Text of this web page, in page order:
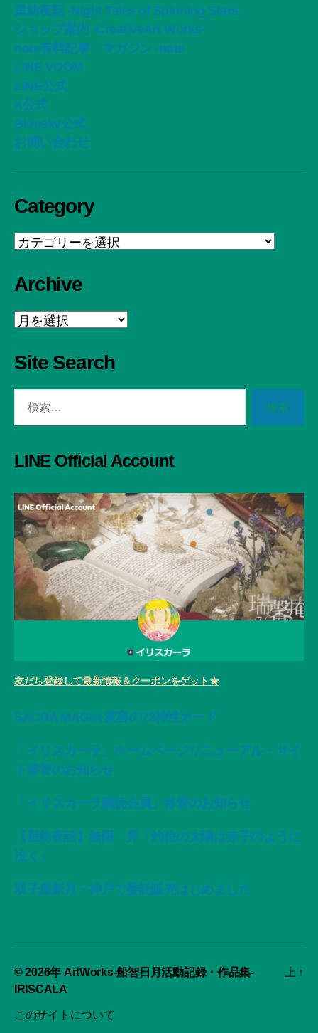
星紡夜話 -Night Tales of Spinning Stars-
ショップ案内 -CreativeArt Works-
note有料記事・マガジン -note
LINE VOOM
LINE公式
X公式
Bluesky公式
お問い合わせ
Category
Category
Archive
Archive
Site Search
LINE Official Account
友だち登録して最新情報＆クーポンをゲット★
SACRA MAGIA 変容の72神性カード
「イリスカーラ」ホームページリニューアル・サイ
ト移管のお知らせ
「イリスカーラ購読会員」移管のお知らせ
【星紡夜話】無限・昇「灼位の太陽は赤子のように
泣く」
双子座新月・神戸で委託販売はじめました
© 2026年 ArtWorks-船智日月活動記録・作品集-
IRISCALA
このサイトについて
上 ↑